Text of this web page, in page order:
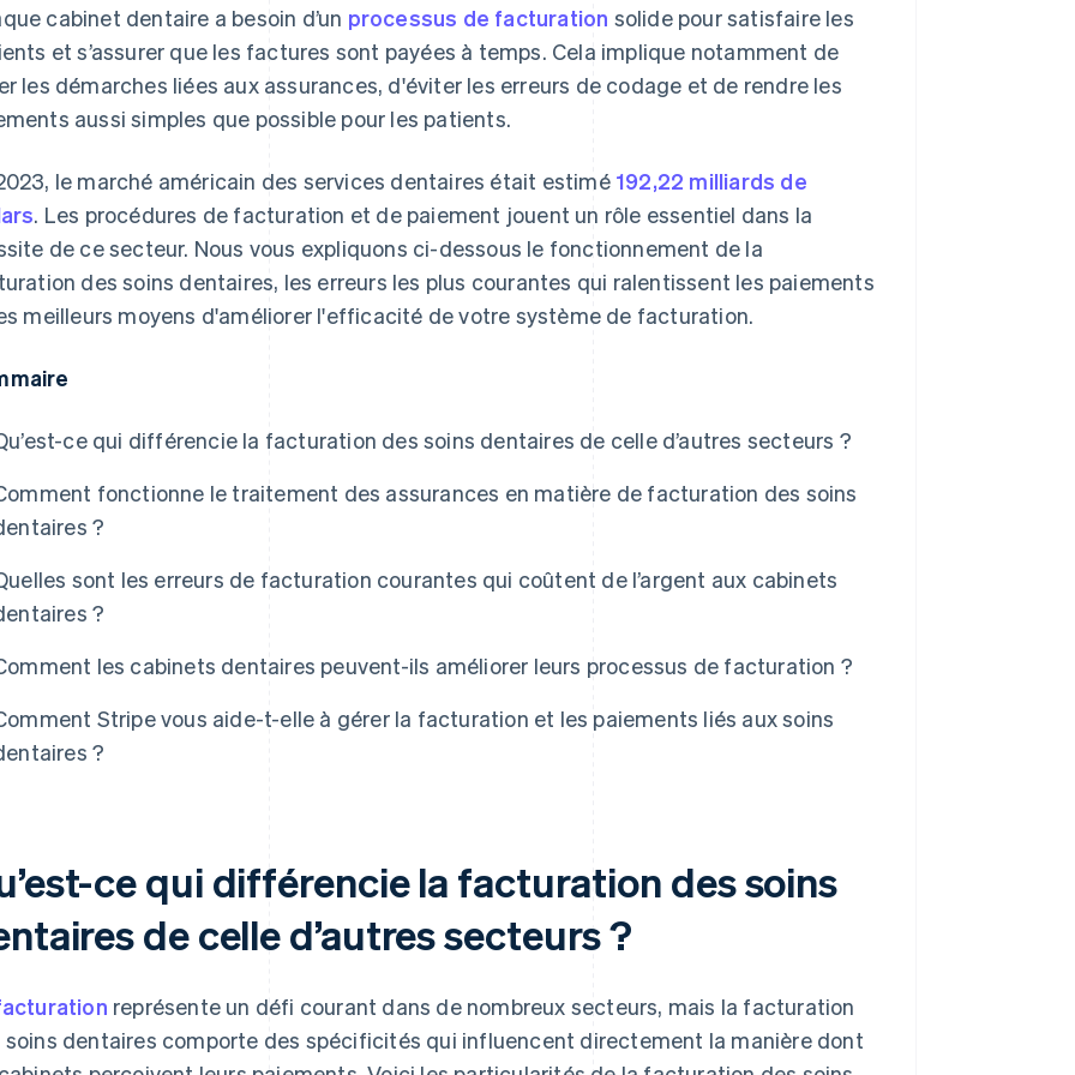
cabinet dentaire a besoin d’un processus de facturation solide pour satisfaire les
et s’assurer que les factures sont payées à temps. Cela implique notamment de
les démarches liées aux assurances, d'éviter les erreurs de codage et de rendre les
aussi simples que possible pour les patients.
le marché américain des services dentaires était estimé 192,22 milliards de
. Les procédures de facturation et de paiement jouent un rôle essentiel dans la
de ce secteur. Nous vous expliquons ci-dessous le fonctionnement de la
des soins dentaires, les erreurs les plus courantes qui ralentissent les paiements
meilleurs moyens d'améliorer l'efficacité de votre système de facturation.
ce qui différencie la facturation des soins dentaires de celle d’autres secteurs ?
fonctionne le traitement des assurances en matière de facturation des soins
?
sont les erreurs de facturation courantes qui coûtent de l’argent aux cabinets
?
les cabinets dentaires peuvent-ils améliorer leurs processus de facturation ?
Stripe vous aide-t-elle à gérer la facturation et les paiements liés aux soins
?
ce qui différencie la facturation des soins
de celle d’autres secteurs ?
représente un défi courant dans de nombreux secteurs, mais la facturation
soins dentaires comporte des spécificités qui influencent directement la manière dont